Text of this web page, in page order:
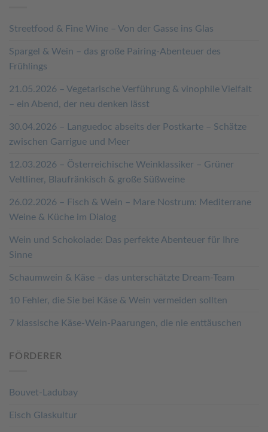
Streetfood & Fine Wine – Von der Gasse ins Glas
Spargel & Wein – das große Pairing-Abenteuer des
Frühlings
21.05.2026 – Vegetarische Verführung & vinophile Vielfalt
– ein Abend, der neu denken lässt
30.04.2026 – Languedoc abseits der Postkarte – Schätze
zwischen Garrigue und Meer
12.03.2026 – Österreichische Weinklassiker – Grüner
Veltliner, Blaufränkisch & große Süßweine
26.02.2026 – Fisch & Wein – Mare Nostrum: Mediterrane
Weine & Küche im Dialog
Wein und Schokolade: Das perfekte Abenteuer für Ihre
Sinne
Schaumwein & Käse – das unterschätzte Dream-Team
10 Fehler, die Sie bei Käse & Wein vermeiden sollten
7 klassische Käse-Wein-Paarungen, die nie enttäuschen
FÖRDERER
Bouvet-Ladubay
Eisch Glaskultur